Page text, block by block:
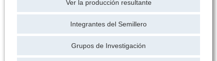
Ver la producción resultante
Integrantes del Semillero
Grupos de Investigación